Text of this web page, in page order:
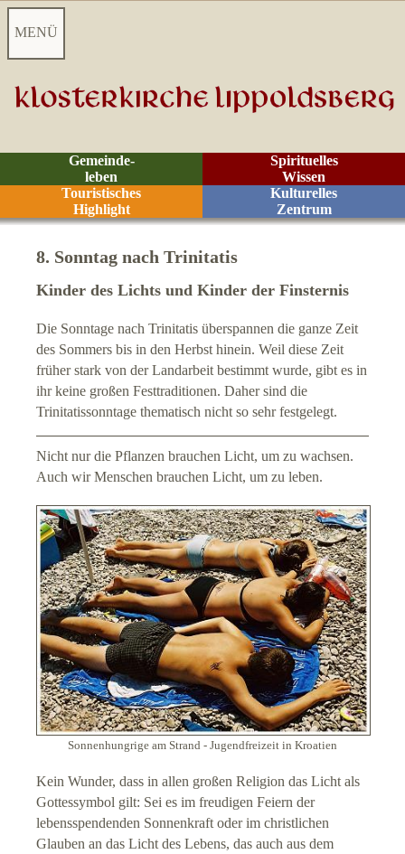
MENÜ
Startseite
Videoarchiv
Kontakt
Z eiten
Räume
Rituale
Impressum
Datenschutz
Suche
Links
Spirituelles
Wissen
Gemeinde-
leben
Kulturelles
Zentrum
Touristisches
Highlight
8. Sonntag nach Trinitatis
Kinder des Lichts und Kinder der Finsternis
Die Sonntage nach Trinitatis überspannen die ganze Zeit
des Sommers bis in den Herbst hinein. Weil diese Zeit
früher stark von der Landarbeit bestimmt wurde, gibt es in
ihr keine großen Festtraditionen. Daher sind die
Trinitatissonntage thematisch nicht so sehr festgelegt.
Nicht nur die Pflanzen brauchen Licht, um zu wachsen.
Auch wir Menschen brauchen Licht, um zu leben.
Sonnenhungrige am Strand - Jugendfreizeit in Kroatien
Kein Wunder, dass in allen großen Religion das Licht als
Gottessymbol gilt: Sei es im freudigen Feiern der
lebensspendenden Sonnenkraft oder im christlichen
Glauben an das Licht des Lebens, das auch aus dem